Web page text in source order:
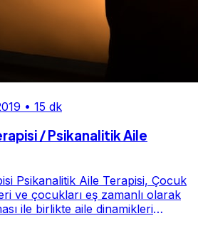
• 15 dk
/ Psikanalitik Aile
Psikanalitik Aile Terapisi, Çocuk
ve çocukları eş zamanlı olarak
ile birlikte aile dinamikleri